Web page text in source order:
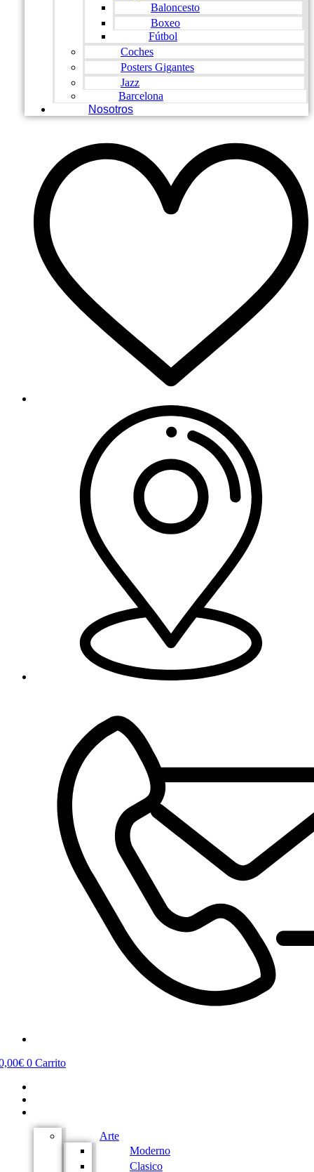
Baloncesto
Boxeo
Fútbol
Coches
Posters Gigantes
Jazz
Barcelona
Nosotros
€ 0 Carrito
Arte
Moderno
Clasico